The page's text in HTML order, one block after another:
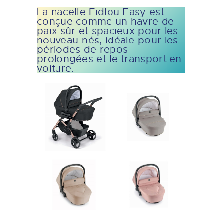
La nacelle Fidlou Easy est
conçue comme un havre de
paix sûr et spacieux pour les
nouveau-nés, idéale pour les
périodes de repos
prolongées et le transport en
voiture.